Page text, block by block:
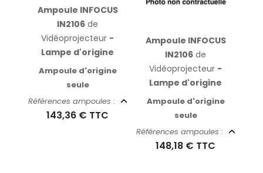
Ampoule INFOCUS
IN2106 de
Vidéoprojecteur -
Lampe d'origine
Ampoule d'origine
seule
Références ampoules :
143,36 € TTC
Ampoule INFOCUS
IN2106 de
Vidéoprojecteur -
Lampe d'origine
Ampoule d'origine
seule
Références ampoules :
148,18 € TTC